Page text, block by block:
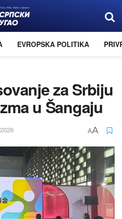
EVROPSKA POLITIKA
za Srbiju
u Šangaju
AA